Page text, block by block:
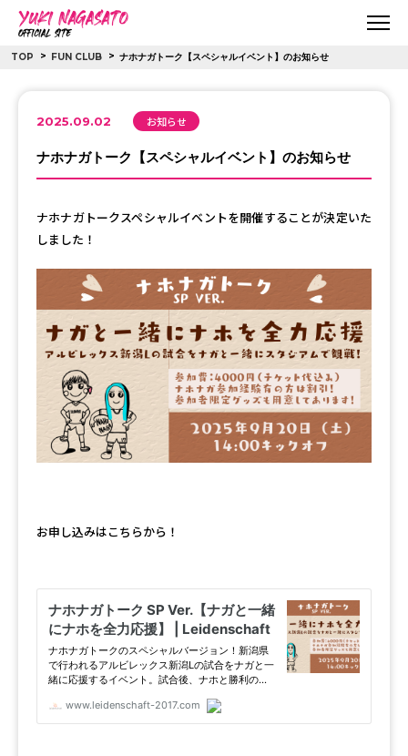
TOP > FUN CLUB > ナホナガトーク【スペシャルイベント】のお知らせ
2025.09.02 お知らせ
ナホナガトーク【スペシャルイベント】のお知らせ
ナホナガトークスペシャルイベントを開催することが決定いた
しました！
お申し込みはこちらから！